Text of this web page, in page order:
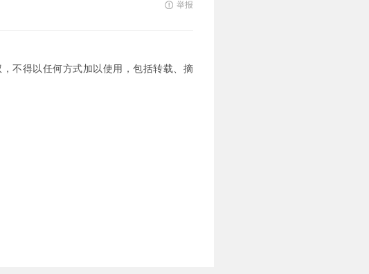
举报
不得以任何方式加以使用，包括转载、摘